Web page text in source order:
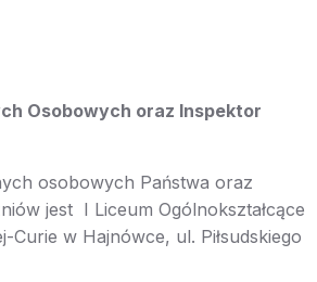
Osobowych oraz Inspektor
osobowych Państwa oraz
jest I Liceum Ogólnokształcące
Curie w Hajnówce, ul. Piłsudskiego